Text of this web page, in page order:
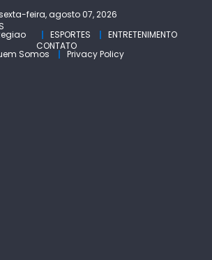
feira, agosto 07, 2026
ESPORTES
ENTRETENIMENTO
CONTATO
Somos Privacy Policy